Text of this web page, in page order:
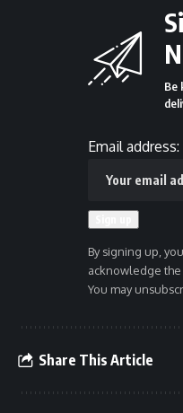
Be
Email address:
By signing up,
acknowledge
You may
Share This Article